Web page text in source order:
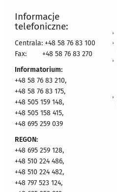
Informacje
telefoniczne:
Centrala: +48 58 76 83 100
Fax:
+48 58 76 83 270
Informatorium:
+48 58 76 83 210,
+48 58 76 83 175,
+48 505 159 148,
+48 505 158 415,
+48 695 259 039
REGON:
+48 695 259 128,
+48 510 224 486,
+48 510 224 482,
+48 797 523 124,